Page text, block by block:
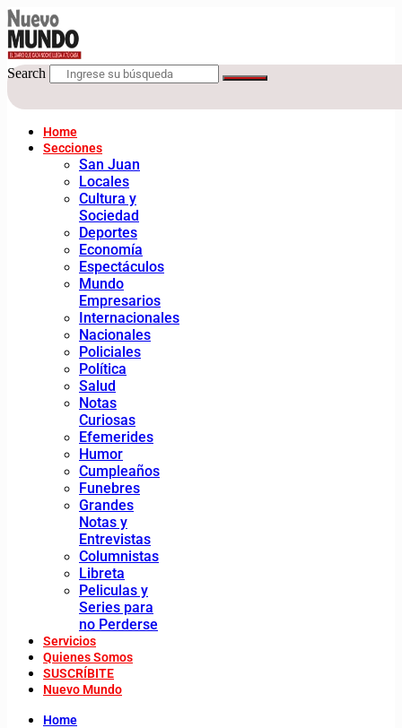
Search
Home
Secciones
San Juan
Locales
Cultura y
Sociedad
Deportes
Economía
Espectáculos
Mundo
Empresarios
Internacionales
Nacionales
Policiales
Política
Salud
Notas
Curiosas
Efemerides
Humor
Cumpleaños
Funebres
Grandes
Notas y
Entrevistas
Columnistas
Libreta
Peliculas y
Series para
no Perderse
Servicios
Quienes Somos
SUSCRÍBITE
Nuevo Mundo
Home